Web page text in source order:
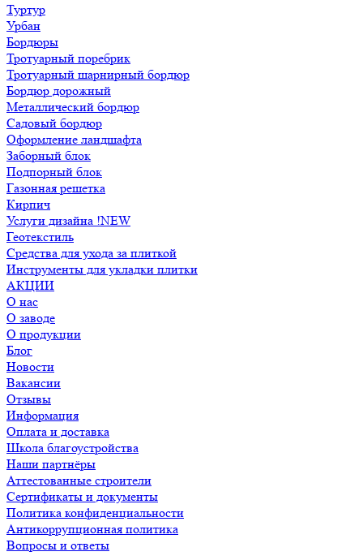
Туртур
Урбан
Бордюры
Тротуарный поребрик
Тротуарный шарнирный бордюр
Бордюр дорожный
Металлический бордюр
Садовый бордюр
Оформление ландшафта
Заборный блок
Подпорный блок
Газонная решетка
Кирпич
Услуги дизайна !NEW
Геотекстиль
Средства для ухода за плиткой
Инструменты для укладки плитки
АКЦИИ
О нас
О заводе
О продукции
Блог
Новости
Вакансии
Отзывы
Информация
Оплата и доставка
Школа благоустройства
Наши партнёры
Аттестованные строители
Сертификаты и документы
Политика конфиденциальности
Антикоррупционная политика
Вопросы и ответы